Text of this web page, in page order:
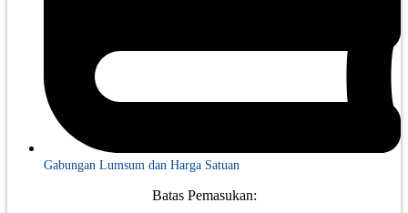
Gabungan Lumsum dan Harga Satuan
Batas Pemasukan: